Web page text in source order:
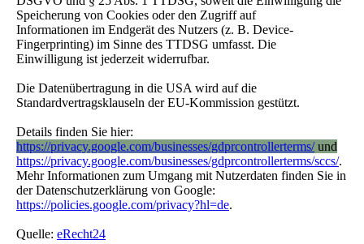
Speicherung von Cookies oder den Zugriff auf
Informationen im Endgerät des Nutzers (z. B. Device-
Fingerprinting) im Sinne des TTDSG umfasst. Die
Einwilligung ist jederzeit widerrufbar.
Die Datenübertragung in die USA wird auf die
Standardvertragsklauseln der EU-Kommission gestützt.
Details finden Sie hier:
https://privacy.google.com/businesses/gdprcontrollerterms/und
https://privacy.google.com/businesses/gdprcontrollerterms/sccs/.
Mehr Informationen zum Umgang mit Nutzerdaten finden Sie in
der Datenschutzerklärung von Google:
https://policies.google.com/privacy?hl=de.
Quelle: eRecht24